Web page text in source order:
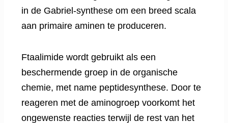
in de Gabriel-synthese om een breed scala
aan primaire aminen te produceren.
Ftaalimide wordt gebruikt als een
beschermende groep in de organische
chemie, met name peptidesynthese. Door te
reageren met de aminogroep voorkomt het
ongewenste reacties terwijl de rest van het